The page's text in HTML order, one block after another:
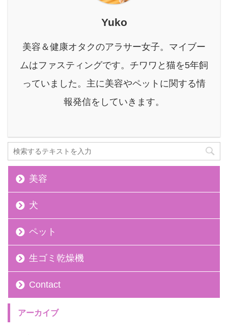
の？」といった疑問や不
クを毎日飲むメリットや
デメリット、効果を最大
い飲み方を徹底的に解説
します。 さらに、毎日無
Yuko
美容＆健康オタクのアラサー女子。マイブー
ムはファスティングです。チワワと猫を5年飼
っていました。主に美容やペットに関する情
報発信をしていきます。
美容
犬
ペット
生ゴミ乾燥機
Contact
アーカイブ